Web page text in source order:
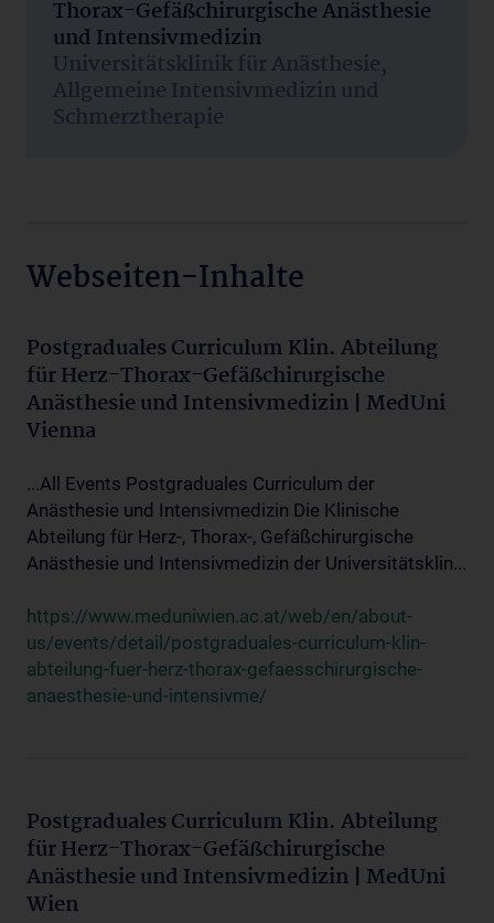
Thorax-Gefäßchirurgische Anästhesie
und Intensivmedizin
Universitätsklinik für Anästhesie,
Allgemeine Intensivmedizin und
Schmerztherapie
Webseiten-Inhalte
Postgraduales Curriculum Klin. Abteilung
für Herz-Thorax-Gefäßchirurgische
Anästhesie und Intensivmedizin | MedUni
Vienna
...All Events Postgraduales Curriculum der
Anästhesie und Intensivmedizin Die Klinische
Abteilung für Herz-, Thorax-, Gefäßchirurgische
Anästhesie und Intensivmedizin der Universitätsklin...
https://www.meduniwien.ac.at/web/en/about-
us/events/detail/postgraduales-curriculum-klin-
abteilung-fuer-herz-thorax-gefaesschirurgische-
anaesthesie-und-intensivme/
Postgraduales Curriculum Klin. Abteilung
für Herz-Thorax-Gefäßchirurgische
Anästhesie und Intensivmedizin | MedUni
Wien